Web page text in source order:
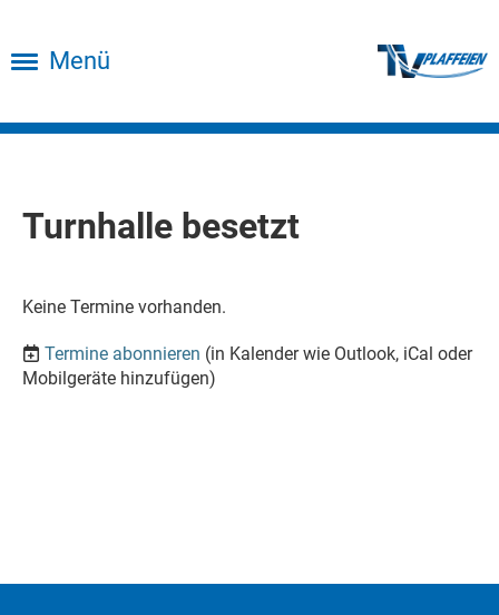
Menü
Turnhalle besetzt
Keine Termine vorhanden.
Termine abonnieren (in Kalender wie Outlook, iCal oder
Mobilgeräte hinzufügen)